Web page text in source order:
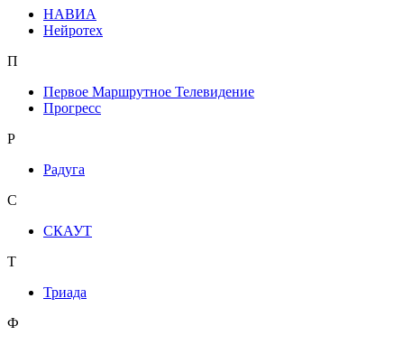
НАВИА
Нейротех
П
Первое Маршрутное Телевидение
Прогресс
Р
Радуга
С
СКАУТ
Т
Триада
Ф